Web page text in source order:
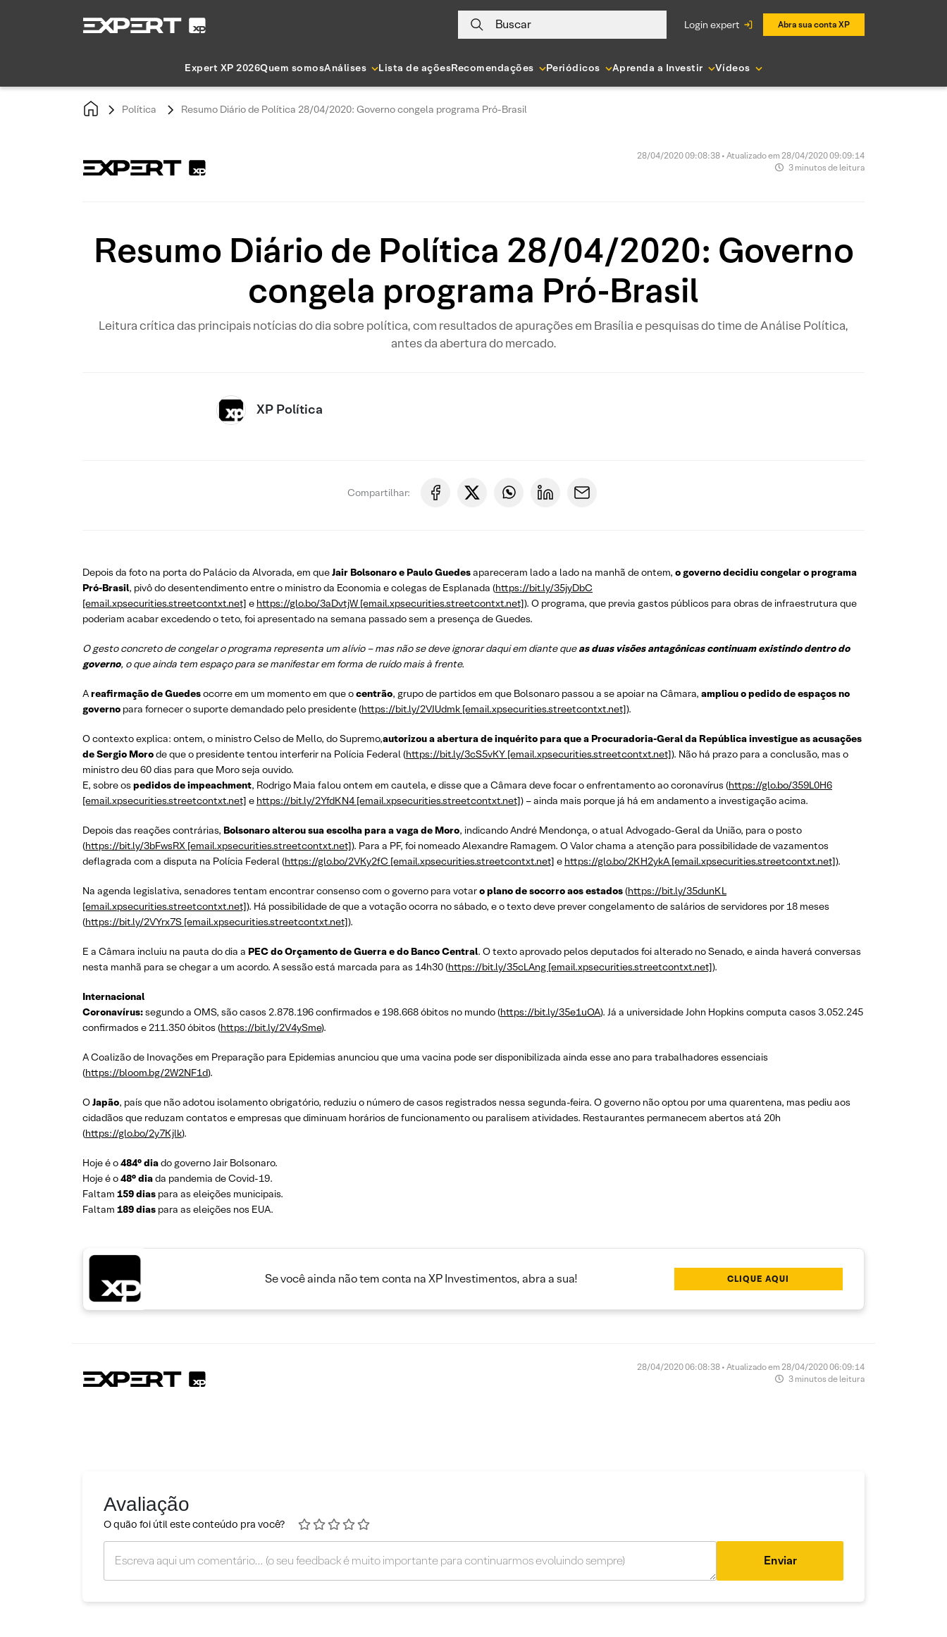
Buscar login expert Abra sua conta XP
Expert XP 2026Quem somosAnálises Lista de açõesRecomendações Periódicos Aprenda a Investir Vídeos
Política Resumo Diário de Política 28/04/2020: Governo congela programa Pró-Brasil
28/04/2020 09:08:38 • Atualizado em 28/04/2020 09:09:14
3 minutos de leitura
Resumo Diário de Política 28/04/2020: Governo
congela programa Pró-Brasil
Leitura crítica das principais notícias do dia sobre política, com resultados de apurações em Brasília e pesquisas do time de Análise Política,
antes da abertura do mercado.
XP Política
Compartilhar:
Depois da foto na porta do Palácio da Alvorada, em queJair Bolsonaro e Paulo Guedesapareceram lado a lado na manhã de ontem, o governo decidiu congelar o programa
Pró-Brasil, pivô do desentendimento entre o ministro da Economia e colegas de Esplanada (https://bit.ly/35jyDbC
[email.xpsecurities.streetcontxt.net] e https://glo.bo/3aDvtjW [email.xpsecurities.streetcontxt.net]). O programa, que previa gastos públicos para obras de infraestrutura que
poderiam acabar excedendo o teto, foi apresentado na semana passado sem a presença de Guedes.
O gesto concreto de congelar o programa representa um alívio – mas não se deve ignorar daqui em diante queas duas visões antagônicas continuam existindo dentro do
governo, o que ainda tem espaço para se manifestar em forma de ruído mais à frente.
Areafirmação de Guedesocorre em um momento em que ocentrão, grupo de partidos em que Bolsonaro passou a se apoiar na Câmara, ampliou o pedido de espaços no
governo para fornecer o suporte demandado pelo presidente (https://bit.ly/2VJUdmk [email.xpsecurities.streetcontxt.net]).
O contexto explica: ontem, o ministro Celso de Mello, do Supremo,autorizou a abertura de inquérito para que a Procuradoria-Geral da República investigue as acusações
de Sergio Morode que o presidente tentou interferir na Polícia Federal (https://bit.ly/3cS5vKY [email.xpsecurities.streetcontxt.net]). Não há prazo para a conclusão, mas o
ministro deu 60 dias para que Moro seja ouvido.
E, sobre os pedidos de impeachment, Rodrigo Maia falou ontem em cautela, e disse que a Câmara deve focar o enfrentamento ao coronavírus (https://glo.bo/359L0H6
[email.xpsecurities.streetcontxt.net] e https://bit.ly/2YfdKN4 [email.xpsecurities.streetcontxt.net]) – ainda mais porque já há em andamento a investigação acima.
Depois das reações contrárias, Bolsonaro alterou sua escolha para a vaga de Moro, indicando André Mendonça, o atual Advogado-Geral da União, para o posto
(https://bit.ly/3bFwsRX [email.xpsecurities.streetcontxt.net]). Para a PF, foi nomeado Alexandre Ramagem. O Valor chama a atenção para possibilidade de vazamentos
deflagrada com a disputa na Polícia Federal (https://glo.bo/2VKy2fC [email.xpsecurities.streetcontxt.net] e https://glo.bo/2KH2ykA [email.xpsecurities.streetcontxt.net]).
Na agenda legislativa, senadores tentam encontrar consenso com o governo para votaro plano de socorro aos estados(https://bit.ly/35dunKL
[email.xpsecurities.streetcontxt.net]). Há possibilidade de que a votação ocorra no sábado, e o texto deve prever congelamento de salários de servidores por 18 meses
(https://bit.ly/2VYrx7S [email.xpsecurities.streetcontxt.net]).
E a Câmara incluiu na pauta do dia a PEC do Orçamento de Guerra e do Banco Central. O texto aprovado pelos deputados foi alterado no Senado, e ainda haverá conversas
nesta manhã para se chegar a um acordo. A sessão está marcada para as 14h30 (https://bit.ly/35cLAng [email.xpsecurities.streetcontxt.net]).
Internacional
Coronavírus:segundo a OMS, são casos 2.878.196 confirmados e 198.668 óbitos no mundo (https://bit.ly/35e1uOA). Já a universidade John Hopkins computa casos 3.052.245
confirmados e 211.350 óbitos (https://bit.ly/2V4ySme).
A Coalizão de Inovações em Preparação para Epidemias anunciou que uma vacina pode ser disponibilizada ainda esse ano para trabalhadores essenciais
(https://bloom.bg/2W2NF1d).
OJapão, país que não adotou isolamento obrigatório, reduziu o número de casos registrados nessa segunda-feira. O governo não optou por uma quarentena, mas pediu aos
cidadãos que reduzam contatos e empresas que diminuam horários de funcionamento ou paralisem atividades. Restaurantes permanecem abertos atá 20h
(https://glo.bo/2y7Kjlk).
Hoje é o484° diado governo Jair Bolsonaro.
Hoje é o48° diada pandemia de Covid-19.
Faltam 159 dias para as eleições municipais.
Faltam 189 dias para as eleições nos EUA.
Se você ainda não tem conta na XP Investimentos, abra a sua! CLIQUE AQUI
28/04/2020 06:08:38 • Atualizado em 28/04/2020 06:09:14
3 minutos de leitura
Avaliação
O quão foi útil este conteúdo pra você?
Enviar